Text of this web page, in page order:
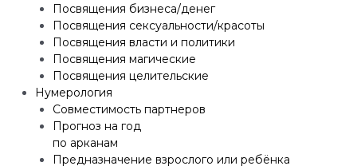
Посвящения бизнеса/денег
Посвящения сексуальности/красоты
Посвящения власти и политики
Посвящения магические
Посвящения целительские
Нумерология
Совместимость партнеров
Прогноз на год
по арканам
Предназначение взрослого или ребёнка